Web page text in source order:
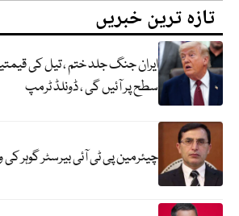
تازہ ترین خبریں
ایران جنگ جلد ختم ، تیل کی
سطح پر آئیں گی ، ڈونلڈ ٹرمپ
چیئرمین پی ٹی آئی بیرسٹر گوہر کی